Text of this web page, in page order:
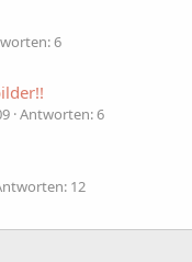
6
Antworten: 6
12